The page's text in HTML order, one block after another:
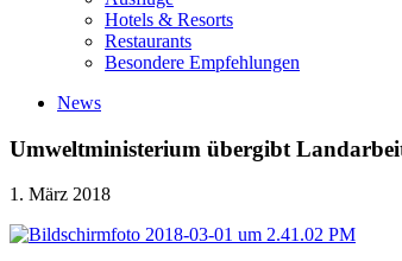
Hotels & Resorts
Restaurants
Besondere Empfehlungen
News
Umweltministerium übergibt
1. März 2018